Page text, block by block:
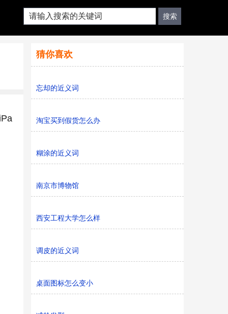
猜你喜欢
忘却的近义词
淘宝买到假货怎么办
糊涂的近义词
南京市博物馆
西安工程大学怎么样
调皮的近义词
桌面图标怎么变小